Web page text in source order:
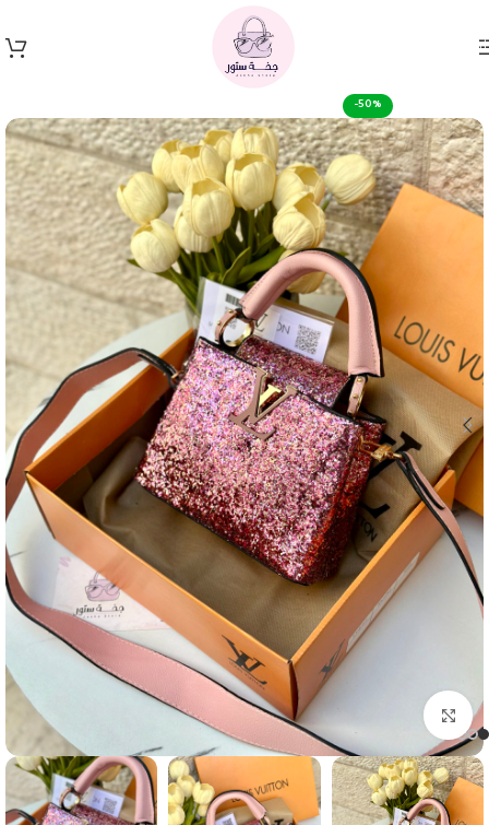
Skip to main content
-50%